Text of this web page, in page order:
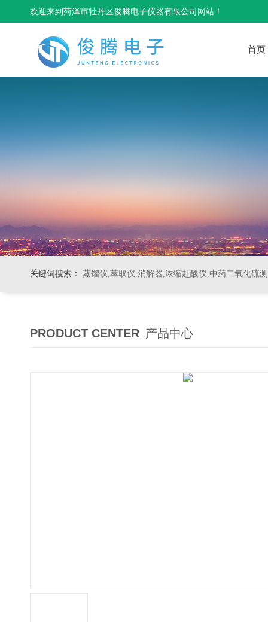
欢迎来到菏泽市牡丹区俊腾电子仪器有限公司网站！
首页
关键词搜索： 蒸馏仪,萃取仪,消解器,浓缩赶酸仪,中药二氧化硫
PRODUCT CENTER 产品中心